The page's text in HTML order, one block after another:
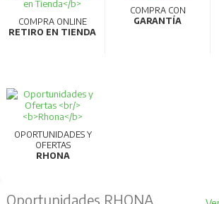
COMPRA ONLINE
RETIRO EN TIENDA
COMPRA CON
GARANTÍA
OPORTUNIDADES Y
OFERTAS
RHONA
Oportunidades RHONA